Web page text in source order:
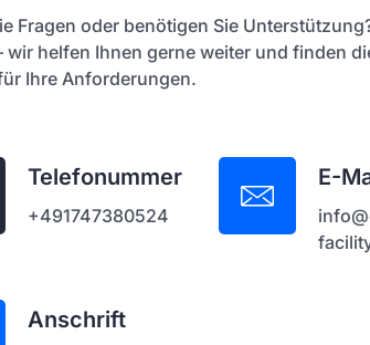
Fragen oder benötigen Sie
wir helfen Ihnen gerne weiter und finden
Ihre Anforderungen.
Telefonummer
+491747380524
E-
Anschrift